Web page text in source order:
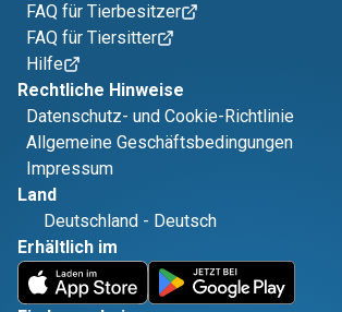
FAQ für Tierbesitzer
FAQ für Tiersitter
Hilfe
Rechtliche Hinweise
Datenschutz- und Cookie-Richtlinie
Allgemeine Geschäftsbedingungen
Impressum
Land
Deutschland - Deutsch
Erhältlich im